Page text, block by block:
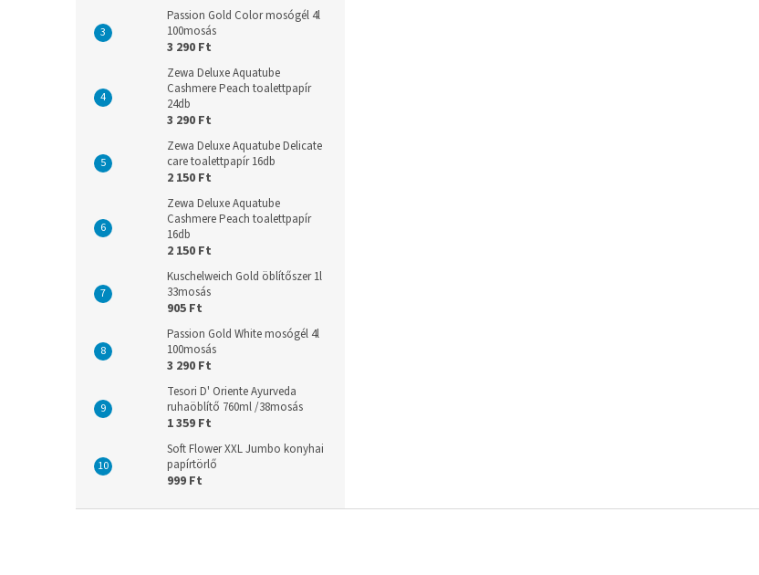
Passion Gold Color mosógél 4l
100mosás
3 290 Ft
Zewa Deluxe Aquatube
Cashmere Peach toalettpapír
24db
3 290 Ft
Zewa Deluxe Aquatube Delicate
care toalettpapír 16db
2 150 Ft
Zewa Deluxe Aquatube
Cashmere Peach toalettpapír
16db
2 150 Ft
Kuschelweich Gold öblítőszer 1l
33mosás
905 Ft
Passion Gold White mosógél 4l
100mosás
3 290 Ft
Tesori D' Oriente Ayurveda
ruhaöblítő 760ml /38mosás
1 359 Ft
Soft Flower XXL Jumbo konyhai
papírtörlő
999 Ft